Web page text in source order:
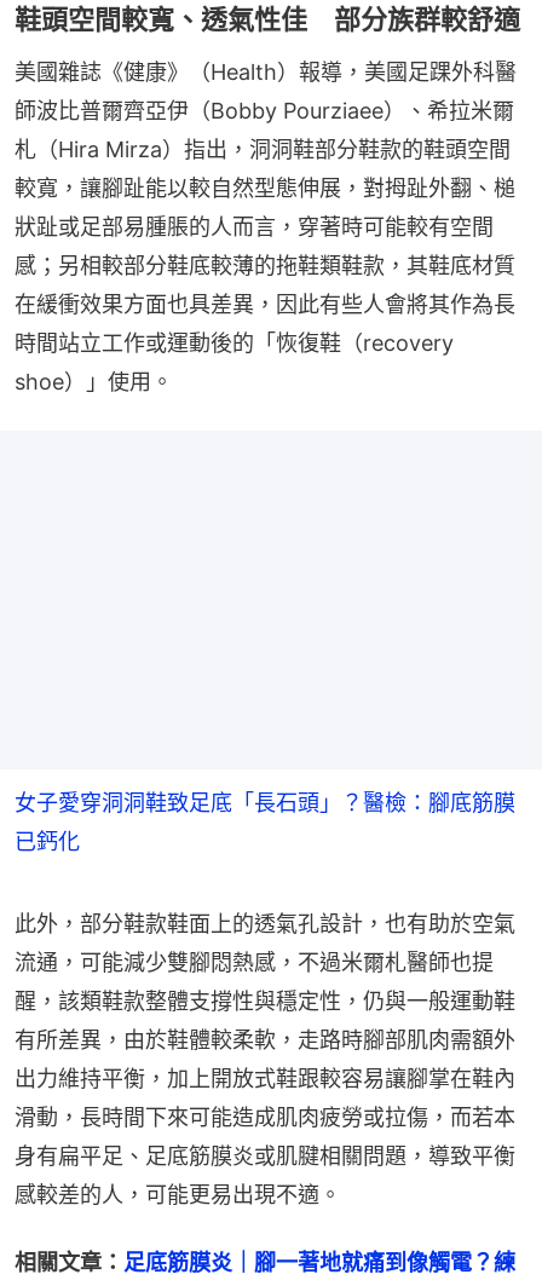
鞋頭空間較寬、透氣性佳 部分族群較舒適
美國雜誌《健康》（Health）報導，美國足踝外科醫
師波比普爾齊亞伊（Bobby Pourziaee）、希拉米爾
札（Hira Mirza）指出，洞洞鞋部分鞋款的鞋頭空間
較寬，讓腳趾能以較自然型態伸展，對拇趾外翻、槌
狀趾或足部易腫脹的人而言，穿著時可能較有空間
感；另相較部分鞋底較薄的拖鞋類鞋款，其鞋底材質
在緩衝效果方面也具差異，因此有些人會將其作為長
時間站立工作或運動後的「恢復鞋（recovery
shoe）」使用。
女子愛穿洞洞鞋致足底「長石頭」？醫檢：腳底筋膜
已鈣化
此外，部分鞋款鞋面上的透氣孔設計，也有助於空氣
流通，可能減少雙腳悶熱感，不過米爾札醫師也提
醒，該類鞋款整體支撐性與穩定性，仍與一般運動鞋
有所差異，由於鞋體較柔軟，走路時腳部肌肉需額外
出力維持平衡，加上開放式鞋跟較容易讓腳掌在鞋內
滑動，長時間下來可能造成肌肉疲勞或拉傷，而若本
身有扁平足、足底筋膜炎或肌腱相關問題，導致平衡
感較差的人，可能更易出現不適。
相關文章： 足底筋膜炎｜腳一著地就痛到像觸電？練